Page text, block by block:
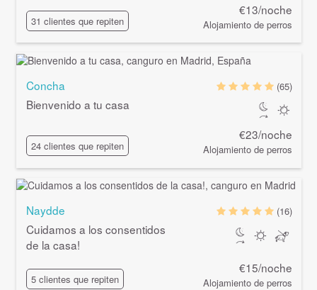
31 clientes que repiten
€13/noche
Alojamiento de perros
Concha
Bienvenido a tu casa
24 clientes que repiten
(65)
€23/noche
Alojamiento de perros
Naydde
Cuidamos a los consentidos
de la casa!
5 clientes que repiten
(16)
€15/noche
Alojamiento de perros